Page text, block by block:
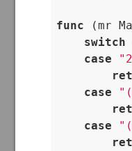
func (mr
switch
case
case
case